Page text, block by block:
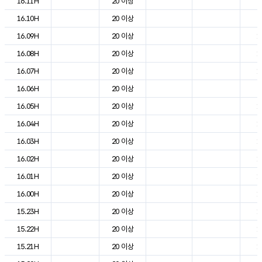
16.10H
20 이상
16.09H
20 이상
16.08H
20 이상
16.07H
20 이상
16.06H
20 이상
16.05H
20 이상
16.04H
20 이상
16.03H
20 이상
16.02H
20 이상
16.01H
20 이상
16.00H
20 이상
15.23H
20 이상
15.22H
20 이상
15.21H
20 이상